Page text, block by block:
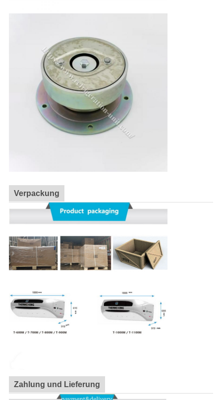
Verpackung
Zahlung und Lieferung